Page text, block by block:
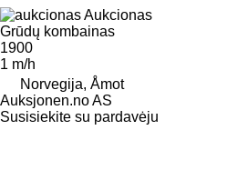
Aukcionas
Grūdų kombainas
1900
1 m/h
Norvegija, Åmot
Auksjonen.no AS
Susisiekite su pardavėju